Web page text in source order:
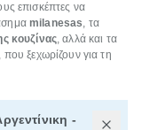
επισκέπτες να
milanesas, τα
κουζίνας, αλλά και τα
που ξεχωρίζουν για τη
-